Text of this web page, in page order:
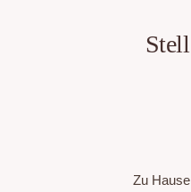
Zu Hause